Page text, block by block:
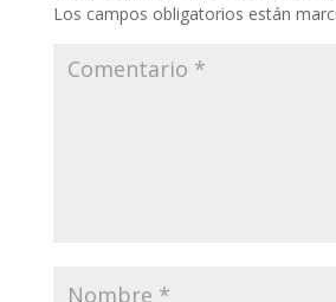
Los campos obligatorios están